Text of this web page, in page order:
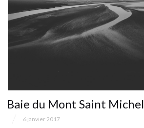
Baie du Mont Saint Michel
6 janvier 2017